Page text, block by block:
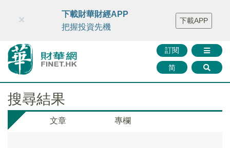
財華智庫網 FINTV FINMETA 財華證券 媒體矩陣
智庫沙龍
聯絡我們
訂閱
简
×
下載財華財經APP
把握投資先機
下載APP
搜尋結果
文章 專欄